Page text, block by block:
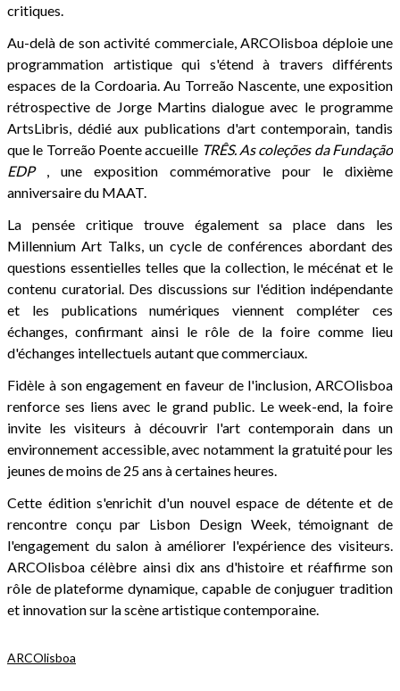
critiques.
Au-delà de son activité commerciale, ARCOlisboa déploie une
programmation artistique qui s'étend à travers différents
espaces de la Cordoaria. Au Torreão Nascente, une exposition
rétrospective de Jorge Martins dialogue avec le programme
ArtsLibris, dédié aux publications d'art contemporain, tandis
que le Torreão Poente accueille TRÊS. As coleções da Fundação
EDP, une exposition commémorative pour le dixième
anniversaire du MAAT.
La pensée critique trouve également sa place dans les
Millennium Art Talks, un cycle de conférences abordant des
questions essentielles telles que la collection, le mécénat et le
contenu curatorial. Des discussions sur l'édition indépendante
et les publications numériques viennent compléter ces
échanges, confirmant ainsi le rôle de la foire comme lieu
d'échanges intellectuels autant que commerciaux.
Fidèle à son engagement en faveur de l'inclusion, ARCOlisboa
renforce ses liens avec le grand public. Le week-end, la foire
invite les visiteurs à découvrir l'art contemporain dans un
environnement accessible, avec notamment la gratuité pour les
jeunes de moins de 25 ans à certaines heures.
Cette édition s'enrichit d'un nouvel espace de détente et de
rencontre conçu par Lisbon Design Week, témoignant de
l'engagement du salon à améliorer l'expérience des visiteurs.
ARCOlisboa célèbre ainsi dix ans d'histoire et réaffirme son
rôle de plateforme dynamique, capable de conjuguer tradition
et innovation sur la scène artistique contemporaine.
ARCOlisboa